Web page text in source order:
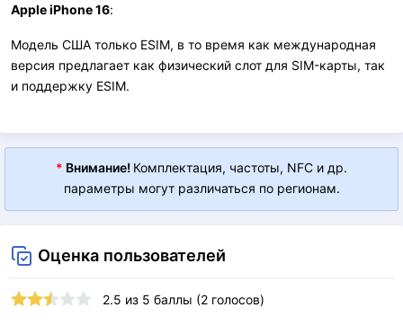
Apple iPhone 16:
Модель США только ESIM, в то время как международная
версия предлагает как физический слот для SIM-карты, так
и поддержку ESIM.
* Внимание! Комплектация, частоты, NFC и др.
параметры могут различаться по регионам.
Оценка пользователей
2.5 из 5 баллы (2 голосов)